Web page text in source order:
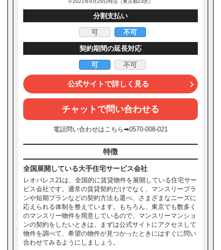
※2021年9月29日時点（東京都23区）
分割支払い
可 不可
契約期間の延長対応
可 不可
公式サイトで詳しく見る
チャットで問い合わせる
電話問い合わせはこちら➡0570-008-021
特徴
全国展開している大手住宅サービス会社
レオパレス21は、全国的に賃貸物件を展開している住宅サー
ビス会社です。通常の賃貸契約だけでなく、マンスリープラ
ンや短期プランなどの契約方法も選べ、さまざまなニーズに
応えられる体制を整えています。もちろん、東京でも数多く
のマンスリー物件を用意しているので、マンスリーマンショ
ンの契約をしたいときは、まずは公式サイトにアクセスして
物件を調べて、希望の物件が見つかったときにはすぐに問い
合わせてみるようにしましょう。